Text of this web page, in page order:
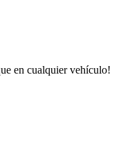
en cualquier vehículo!